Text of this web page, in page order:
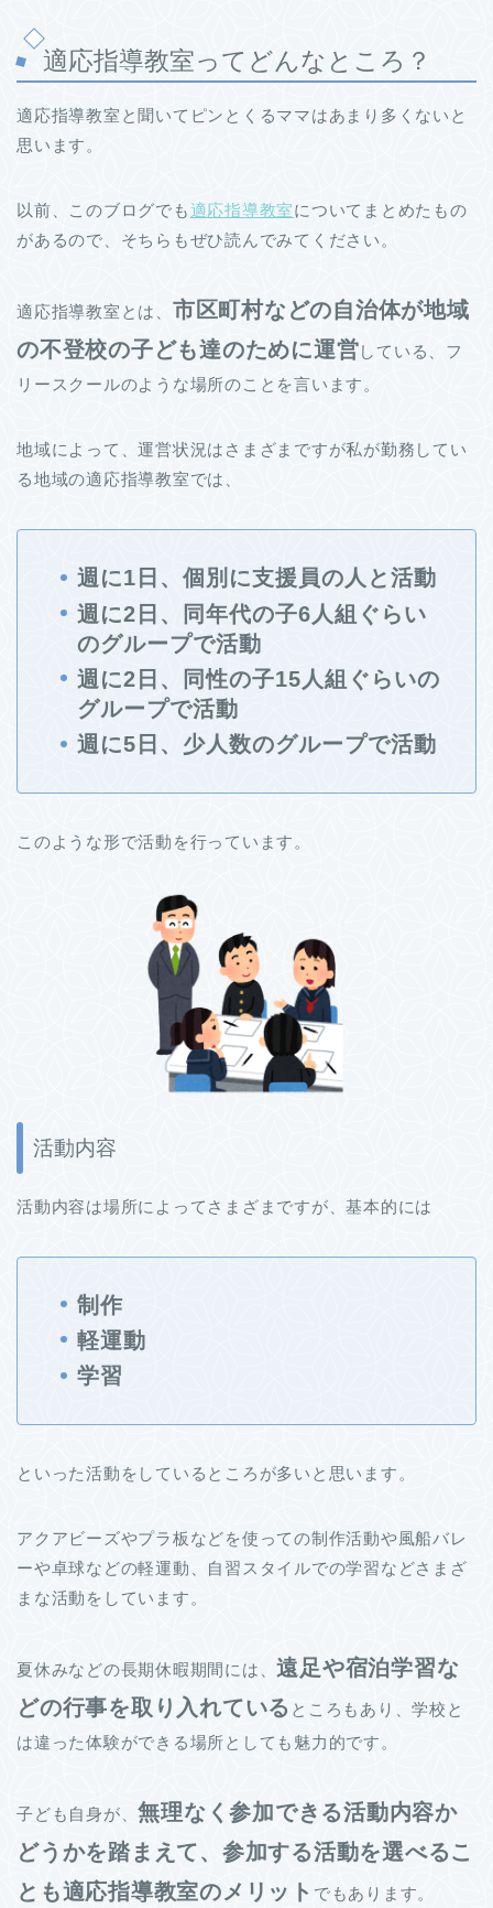
適応指導教室ってどんなところ？
適応指導教室と聞いてピンとくるママはあまり多くないと
思います。
以前、このブログでも適応指導教室についてまとめたもの
があるので、そちらもぜひ読んでみてください。
適応指導教室とは、 市区町村などの自治体が地域
の不登校の子ども達のために運営している、フ
リースクールのような場所のことを言います。
地域によって、運営状況はさまざまですが私が勤務してい
る地域の適応指導教室では、
週に1日、個別に支援員の人と活動
週に2日、同年代の子6人組ぐらい
のグループで活動
週に2日、同性の子15人組ぐらいの
グループで活動
週に5日、少人数のグループで活動
このような形で活動を行っています。
活動内容
活動内容は場所によってさまざまですが、基本的には
制作
軽運動
学習
といった活動をしているところが多いと思います。
アクアビーズやプラ板などを使っての制作活動や風船バレ
ーや卓球などの軽運動、自習スタイルでの学習などさまざ
まな活動をしています。
夏休みなどの長期休暇期間には、遠足や宿泊学習な
どの行事を取り入れている ところもあり、学校と
は違った体験ができる場所としても魅力的です。
子ども自身が、無理なく参加できる活動内容か
どうかを踏まえて、参加する活動を選べるこ
とも適応指導教室のメリット でもあります。